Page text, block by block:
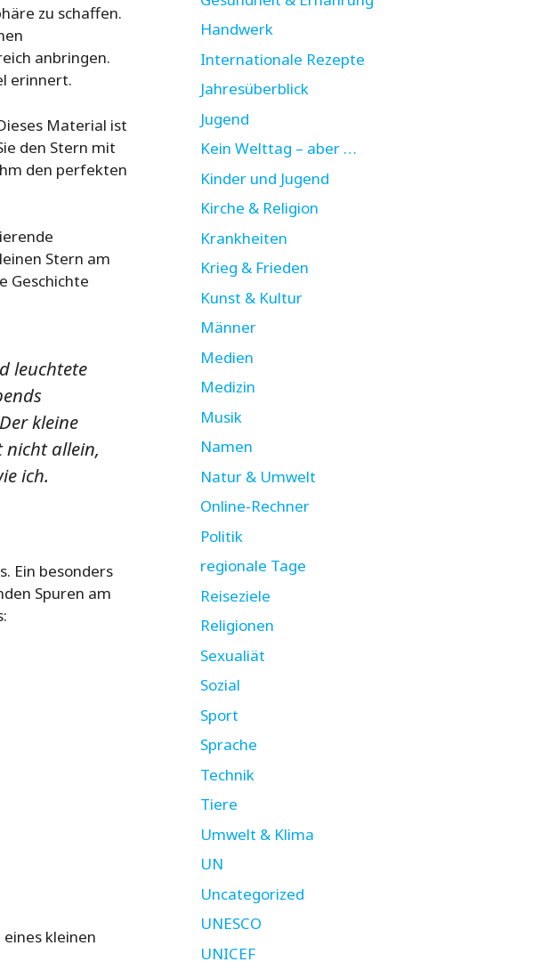
zu schaffen.
anbringen.
erinnert.
Material ist
den Stern mit
den perfekten
Stern am
Geschichte
leuchtete
kleine
nicht allein,
ich.
Ein besonders
Spuren am
kleinen
Handwerk
Internationale Rezepte
Jahresüberblick
Jugend
Kein Welttag – aber …
Kinder und Jugend
Kirche & Religion
Krankheiten
Krieg & Frieden
Kunst & Kultur
Männer
Medien
Medizin
Musik
Namen
Natur & Umwelt
Online-Rechner
Politik
regionale Tage
Reiseziele
Religionen
Sexualiät
Sozial
Sport
Sprache
Technik
Tiere
Umwelt & Klima
UN
Uncategorized
UNESCO
UNICEF